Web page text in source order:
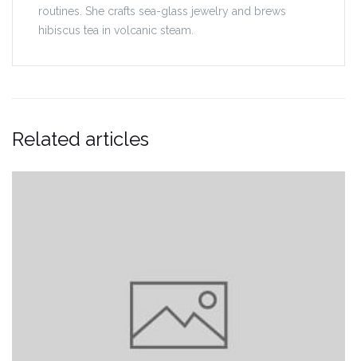
routines. She crafts sea-glass jewelry and brews
hibiscus tea in volcanic steam.
Related articles